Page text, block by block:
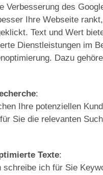
Verbesserung des
Ihre Webseite
Text und Wert
Dienstleistungen im
Dazu
:
Ihre potenziellen
Sie die relevanten
Texte:
schreibe ich für Sie